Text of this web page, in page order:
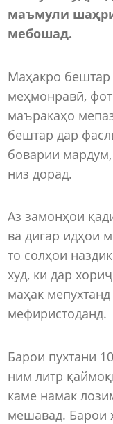
маъмули
мебошад.
Маҳакро
меҳмонравӣ,
маъракаҳо
бештар дар
боварии
низ дорад.
Аз замонҳои
ва дигар идҳои
то солҳои
худ, ки дар
маҳак
мефиристоданд.
Барои пухтани
ним литр
каме намак
мешавад. Барои